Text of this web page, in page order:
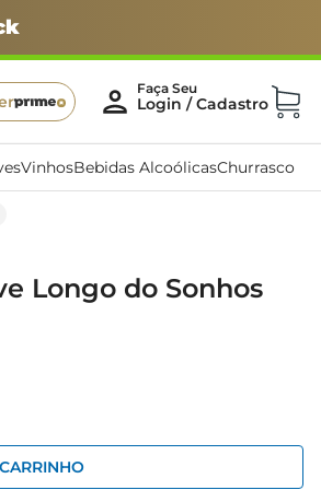
VinhosBebidas AlcoólicasChurrasco
Longo do Sonhos